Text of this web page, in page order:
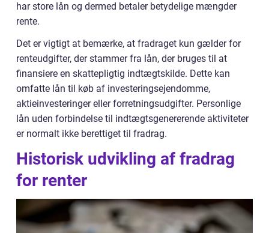
har store lån og dermed betaler betydelige mængder
rente.
Det er vigtigt at bemærke, at fradraget kun gælder for
renteudgifter, der stammer fra lån, der bruges til at
finansiere en skattepligtig indtægtskilde. Dette kan
omfatte lån til køb af investeringsejendomme,
aktieinvesteringer eller forretningsudgifter. Personlige
lån uden forbindelse til indtægtsgenererende aktiviteter
er normalt ikke berettiget til fradrag.
Historisk udvikling af fradrag
for renter